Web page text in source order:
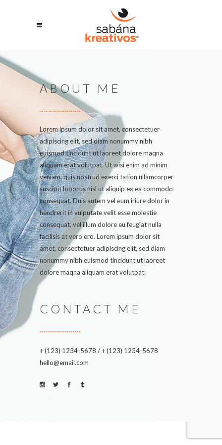
ABOUT ME
Lorem ipsum dolor sit amet, consectetuer
adipiscing elit, sed diam nonummy nibh
euismod tincidunt ut laoreet dolore maqna
aliquam erat volutpat. Ut wisi enim ad minim
veniam, quis nostrud exerci tation ullamcorper
suscipit lobortis nisl ut aliquip ex ea commodo
consequat. Duis autem vel eum iriure dolor in
hendrerit in vulputate velit esse molestie
consequat, vel illum dolore eu feugiat nulla
facilisis at vero ero. Lorem ipsum dolor sit
amet, consectetuer adipiscing elit, sed diam
nonummy nibh euismod tincidunt ut laoreet
dolore maqna aliquam erat volutpat.
CONTACT ME
+ (123) 1234-5678 / + (123) 1234-5678
hello@email.com